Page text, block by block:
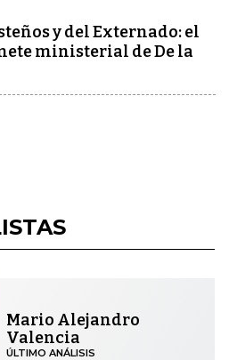
y del Externado: el
ministerial de De la
Mario Alejandro
Valencia
ÚLTIMO ANÁLISIS